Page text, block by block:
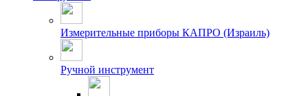
Измерительные приборы КАПРО (Израиль)
Ручной инструмент